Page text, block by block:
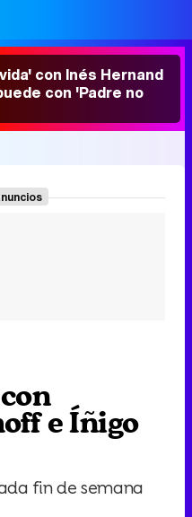
con Inés Hernand
con 'Padre no
e Íñigo
fin de semana